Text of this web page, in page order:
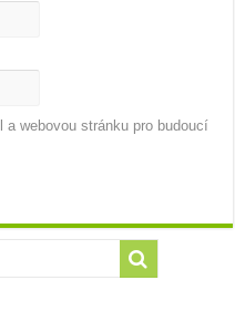
a webovou stránku pro budoucí